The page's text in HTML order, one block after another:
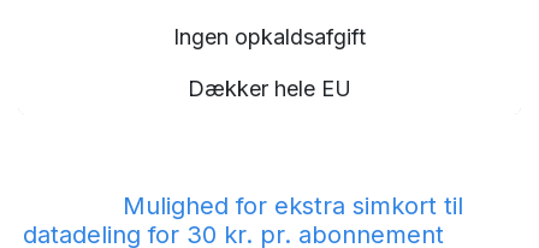
Ingen opkaldsafgift
Dækker hele EU
Mulighed for ekstra simkort til
datadeling for 30 kr. pr. abonnement